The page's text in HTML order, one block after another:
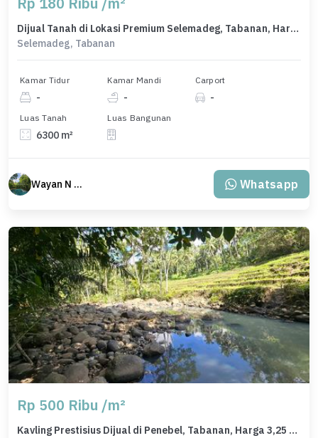
Dijual Tanah di Lokasi Premium Selemadeg, Tabanan, Harga 1,13 Miliar
Selemadeg, Tabanan
Kamar Tidur
-
Kamar Mandi
-
Carport
-
Luas Tanah
6300 m²
Luas Bangunan
Wayan N Bali Whatsapp
Rp 500 Ribu /m²
Kavling Prestisius Dijual di Penebel, Tabanan, Harga 3,25 Miliar